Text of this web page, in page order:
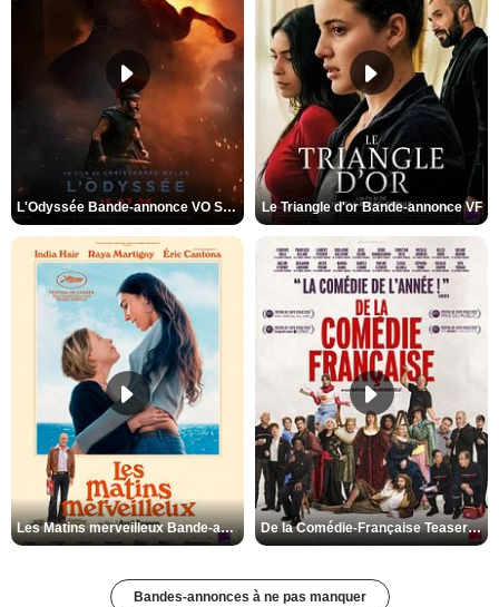
L'Odyssée Bande-annonce VO STFR Le Triangle d'or Bande-annonce VF
Les Matins merveilleux Bande-annonce VF De la Comédie-Française Teaser VF
Bandes-annonces à ne pas manquer